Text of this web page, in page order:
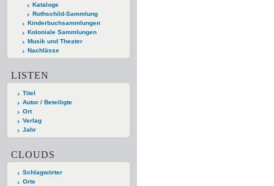
Kataloge
Rothschild-Sammlung
Kinderbuchsammlungen
Koloniale Sammlungen
Musik und Theater
Nachlässe
LISTEN
Titel
Autor / Beteiligte
Ort
Verlag
Jahr
CLOUDS
Schlagwörter
Orte